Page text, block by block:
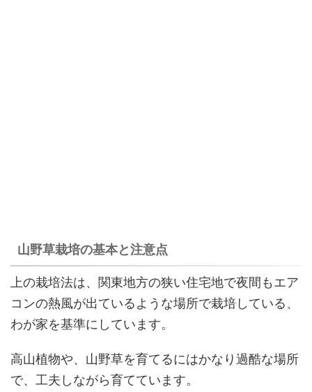
山野草栽培の基本と注意点
上の栽培法は、関東地方の狭い住宅地で夜間もエア
コンの熱風が出ているような場所で栽培している、
わが家を基準にしています。
高山植物や、山野草を育てるにはかなり過酷な場所
で、工夫しながら育てています。